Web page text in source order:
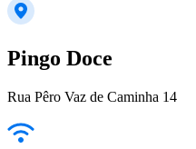
Pingo Doce
Rua Pêro Vaz de Caminha 14